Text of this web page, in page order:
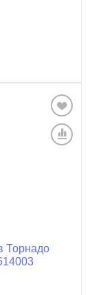
Торнадо